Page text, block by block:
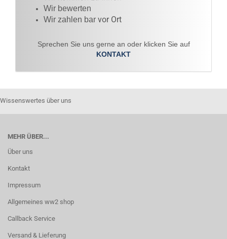
Wir bewerten
Wir zahlen bar vor Ort
Sprechen Sie uns gerne an oder klicken Sie auf
KONTAKT
Wissenswertes über uns
MEHR ÜBER...
Über uns
Kontakt
Impressum
Allgemeines ww2 shop
Callback Service
Versand & Lieferung